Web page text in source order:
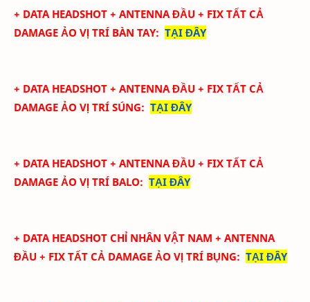
+ DATA HEADSHOT + ANTENNA ĐẦU + FIX TẤT CẢ
DAMAGE ẢO VỊ TRÍ BÀN TAY: TẠI ĐÂY
+ DATA HEADSHOT + ANTENNA ĐẦU + FIX TẤT CẢ
DAMAGE ẢO VỊ TRÍ SÚNG: TẠI ĐÂY
+ DATA HEADSHOT + ANTENNA ĐẦU + FIX TẤT CẢ
DAMAGE ẢO VỊ TRÍ BALO: TẠI ĐÂY
+ DATA HEADSHOT CHỈ NHÂN VẬT NAM + ANTENNA
ĐẦU + FIX TẤT CẢ DAMAGE ẢO VỊ TRÍ BỤNG: TẠI ĐÂY